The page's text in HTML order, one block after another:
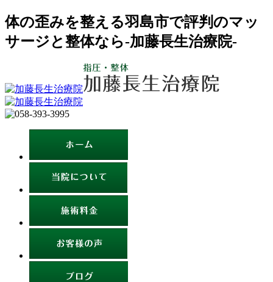
体の歪みを整える羽島市で評判のマッ
サージと整体なら-加藤長生治療院-